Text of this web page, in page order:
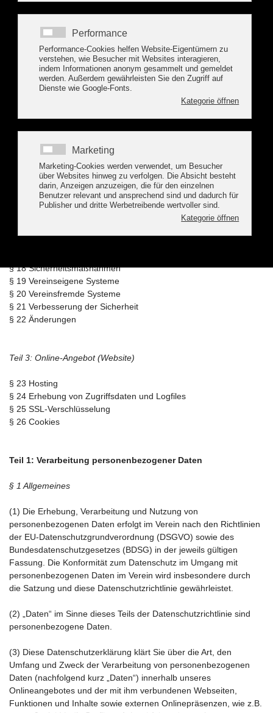
§ 2 Verantwortlichkeit
§ 3 Datenschutzbeauftragter
§ 4 Verpflichtungserklärung
§ 5 Datenverarbeitung
§ 6 Übermittlung von Daten an Verbände
§ 7 Presse- und Öffentlichkeitsarbeit, Vereinschronik
§ 8 Weitergabe von Daten an Mitglieder
§ 13 Widerrufsrecht und Widerspruchsrecht
Teil 2: Daten- und IT-Sicherheit
§ 18 Sicherheitsmaßnahmen
§ 19 Vereinseigene Systeme
§ 20 Vereinsfremde Systeme
§ 21 Verbesserung der Sicherheit
§ 22 Änderungen
Teil 3: Online-Angebot (Website)
§ 23 Hosting
§ 24 Erhebung von Zugriffsdaten und Logfiles
§ 25 SSL-Verschlüsselung
§ 26 Cookies
Teil 1: Verarbeitung personenbezogener Daten
§ 1 Allgemeines
(1) Die Erhebung, Verarbeitung und Nutzung von
personenbezogenen Daten erfolgt im Verein nach den Richtlinien
der EU-Datenschutzgrundverordnung (DSGVO) sowie des
Bundesdatenschutzgesetzes (BDSG) in der jeweils gültigen
Fassung. Die Konformität zum Datenschutz im Umgang mit
personenbezogenen Daten im Verein wird insbesondere durch
die Satzung und diese Datenschutzrichtlinie gewährleistet.
(2) „Daten“ im Sinne dieses Teils der Datenschutzrichtlinie sind
personenbezogene Daten.
(3) Diese Datenschutzerklärung klärt Sie über die Art, den
Umfang und Zweck der Verarbeitung von personenbezogenen
Daten (nachfolgend kurz „Daten“) innerhalb unseres
Onlineangebotes und der mit ihm verbundenen Webseiten,
Funktionen und Inhalte sowie externen Onlinepräsenzen, wie z.B.